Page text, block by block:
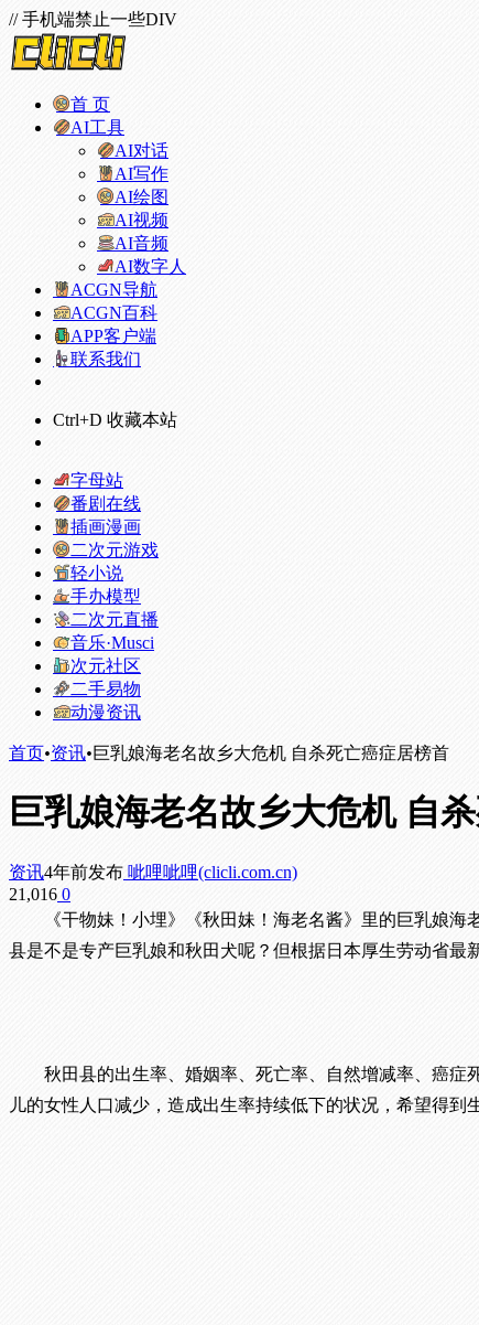
// 手机端禁止一些DIV
首 页
AI工具
AI对话
AI写作
AI绘图
AI视频
AI音频
AI数字人
ACGN导航
ACGN百科
APP客户端
联系我们
Ctrl+D 收藏本站
字母站
番剧在线
插画漫画
二次元游戏
轻小说
手办模型
二次元直播
音乐·Musci
次元社区
二手易物
动漫资讯
首页•资讯•巨乳娘海老名故乡大危机 自杀死亡癌症居榜首
巨乳娘海老名故乡大危机 自
资讯4年前发布 呲哩呲哩(clicli.com.cn)
21,016 0
《干物妹！小埋》《秋田妹！海老名酱》里的巨乳娘
县是不是专产巨乳娘和秋田犬呢？但根据日本厚生劳动省最
秋田县的出生率、婚姻率、死亡率、自然增减率、癌
儿的女性人口减少，造成出生率持续低下的状况，希望得到